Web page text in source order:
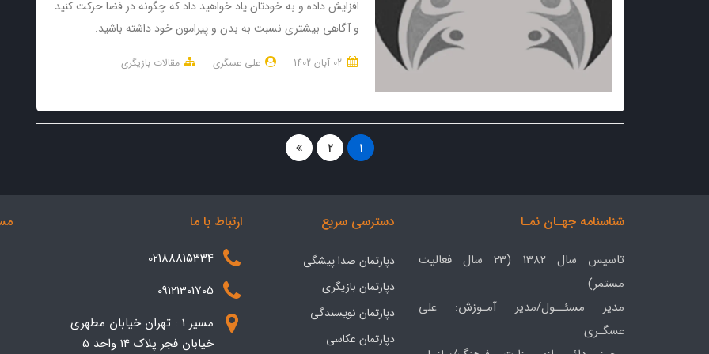
افزایش داده و به خودتان یاد خواهید داد که چگونه در فضا حرکت کنید
و آگاهی بیشتری نسبت به بدن و پیرامون خود داشته باشید.
علی عسگری مقالات بازیگری
1
2
شناسنامه جهـان نمـا
تاسیس سال 1382 (23 سال فعالیت
مستمر)
مدیر مسئــول/مدیر آمـوزش: علی
عسگـری
دسترسی سریع
دپارتمان صدا پیشگی
دپارتمان بازیگری
دپارتمان نویسندگی
دپارتمان عکاسی
ارتباط با ما
02188815334
09121301705
مسیر 1 : تهران خیابان مطهری
خیابان فجر پلاک 14 واحد 5